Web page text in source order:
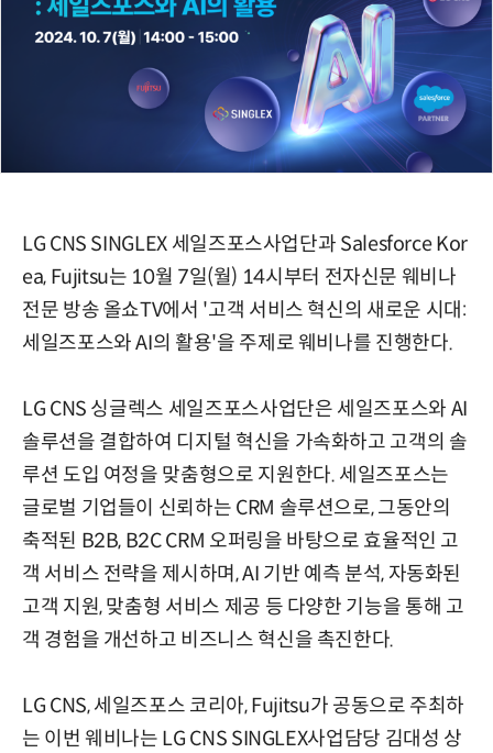
LG CNS SINGLEX 세일즈포스사업단과 Salesforce Kor
ea, Fujitsu는 10월 7일(월) 14시부터 전자신문 웨비나
전문 방송 올쇼TV에서 '고객 서비스 혁신의 새로운 시대:
세일즈포스와 AI의 활용'을 주제로 웨비나를 진행한다.
LG CNS 싱글렉스 세일즈포스사업단은 세일즈포스와 AI
솔루션을 결합하여 디지털 혁신을 가속화하고 고객의 솔
루션 도입 여정을 맞춤형으로 지원한다. 세일즈포스는
글로벌 기업들이 신뢰하는 CRM 솔루션으로, 그동안의
축적된 B2B, B2C CRM 오퍼링을 바탕으로 효율적인 고
객 서비스 전략을 제시하며, AI 기반 예측 분석, 자동화된
고객 지원, 맞춤형 서비스 제공 등 다양한 기능을 통해 고
객 경험을 개선하고 비즈니스 혁신을 촉진한다.
LG CNS, 세일즈포스 코리아, Fujitsu가 공동으로 주최하
는 이번 웨비나는 LG CNS SINGLEX사업담당 김대성 상